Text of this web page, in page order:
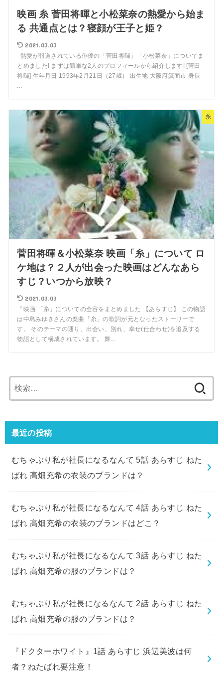
映画 糸 菅田将暉と小松菜奈の熱愛から始ま
る 共通点とは？寝顔が王子と姫？
2021.03.03
熱愛が報道されている俳優の「菅田将暉」「小松菜奈」についてま
とめました! まずは簡単な2人のプロフィールから紹介します! [菅田
将暉] 生年月日 1993年2月21日（27歳） 出生地 大阪府箕面市 身長
糸
菅田将暉＆小松菜奈 映画「糸」について ロ
ケ地は？２人が出会った映画はどんなあら
すじ？いつから放映？
2021.03.03
『映画:「糸」についての全容をまとめました 【あらすじ】 この物語
は中島みゆきさんの楽曲「糸」の歌詞が元となったストーリーで
す。 そのテーマの通り、出会い、別れ、幸せ(仕合わせ)を追及する
物語として構成されています。 舞...
索:
最近の投稿
むちゃぶり私が社長になるなんて 5話 あらすじ ねた
ばれ 高畑充希の衣装のブランドは？
むちゃぶり私が社長になるなんて 4話 あらすじ ねた
ばれ 高畑充希の衣装のブランドはどこ？
むちゃぶり私が社長になるなんて 3話 あらすじ ねた
ばれ 高畑充希の服のブランドは？
むちゃぶり私が社長になるなんて 2話 あらすじ ねた
ばれ 高畑充希の服のブランドは？
『ドクターホワイト』1話 あらすじ 浜辺美波は何
者？ねたばれ要注意！